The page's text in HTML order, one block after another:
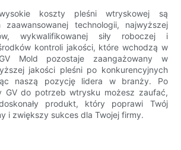
wysokie koszty pleśni wtryskowej są
zaawansowanej technologii, najwyższej
wykwalifikowanej siły roboczej i
kontroli jakości, które wchodzą w
Mold pozostaje zaangażowany w
jakości pleśni po konkurencyjnych
naszą pozycję lidera w branży. Po
GV do potrzeb wtrysku możesz zaufać,
produkt, który poprawi Twój
i zwiększy sukces dla Twojej firmy.